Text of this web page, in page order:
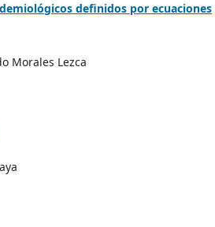
definidos por ecuaciones
Morales Lezca